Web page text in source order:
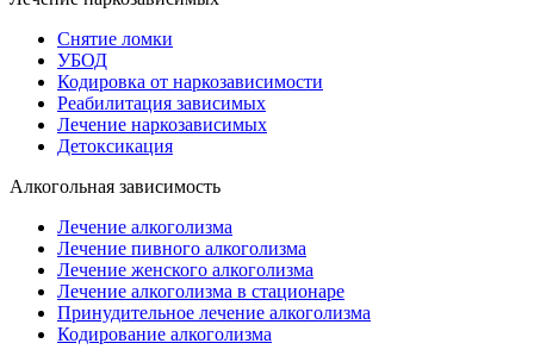
Снятие ломки
УБОД
Кодировка от наркозависимости
Реабилитация зависимых
Лечение наркозависимых
Детоксикация
Алкогольная зависимость
Лечение алкоголизма
Лечение пивного алкоголизма
Лечение женского алкоголизма
Лечение алкоголизма в стационаре
Принудительное лечение алкоголизма
Кодирование алкоголизма